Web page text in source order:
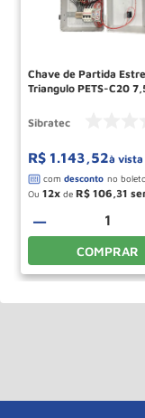
Chave de Partida
Triangulo PETS-C20
SIBRATEC
Sibratec
R$ 1.143,52à vista
Ou 12 de R$ 106 31
－
COMPRAR